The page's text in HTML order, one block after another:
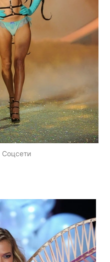
Соцсети